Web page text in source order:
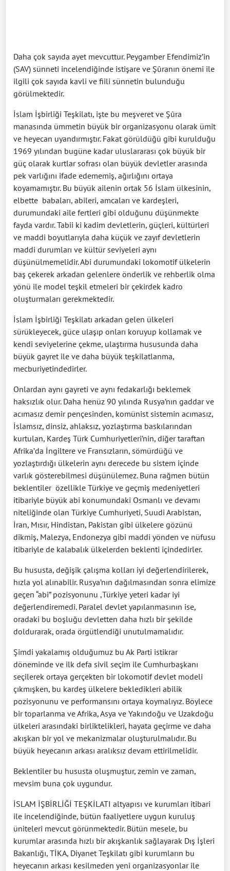
Daha çok sayıda ayet mevcuttur. Peygamber Efendimiz’in
(SAV) sünneti incelendiğinde istişare ve Şûranın önemi ile
ilgili çok sayıda kavli ve fiili sünnetin bulunduğu
görülmektedir.
İslam İşbirliği Teşkilatı, işte bu meşveret ve Şûra
manasında ümmetin büyük bir organizasyonu olarak ümit
ve heyecan uyandırmıştır. Fakat görüldüğü gibi kurulduğu
1969 yılından bugüne kadar uluslararası çok büyük bir
güç olarak kurtlar sofrası olan büyük devletler arasında
pek varlığını ifade edememiş, ağırlığını ortaya
koyamamıştır. Bu büyük ailenin ortak 56 İslam ülkesinin,
elbette babaları, abileri, amcaları ve kardeşleri,
durumundaki aile fertleri gibi olduğunu düşünmekte
fayda vardır. Tabii ki kadim devletlerin, güçleri, kültürleri
ve maddi boyutlarıyla daha küçük ve zayıf devletlerin
maddi durumları ve kültür seviyeleri aynı
düşünülmemelidir. Abi durumundaki lokomotif ülkelerin
baş çekerek arkadan gelenlere önderlik ve rehberlik olma
yönü ile model teşkil etmeleri bir çekirdek kadro
oluşturmaları gerekmektedir.
İslam İşbirliği Teşkilatı arkadan gelen ülkeleri
sürükleyecek, güce ulaşıp onları koruyup kollamak ve
kendi seviyelerine çekme, ulaştırma hususunda daha
büyük gayret ile ve daha büyük teşkilatlanma,
mecburiyetindedirler.
Onlardan aynı gayreti ve aynı fedakarlığı beklemek
haksızlık olur. Daha henüz 90 yılında Rusya’nın gaddar ve
acımasız demir pençesinden, komünist sistemin acımasız,
İslamsız, dinsiz, ahlaksız, yozlaştırma baskılarından
kurtulan, Kardeş Türk Cumhuriyetleri’nin, diğer taraftan
Afrika’da İngiltere ve Fransızların, sömürdüğü ve
yozlaştırdığı ülkelerin aynı derecede bu sistem içinde
varlık gösterebilmesi düşünülemez. Buna rağmen bütün
beklentiler özellikle Türkiye ve geçmiş medeniyetleri
itibariyle büyük abi konumundaki Osmanlı ve devamı
niteliğinde olan Türkiye Cumhuriyeti, Suudi Arabistan,
İran, Mısır, Hindistan, Pakistan gibi ülkelere gözünü
dikmiş, Malezya, Endonezya gibi maddi yönden ve nüfusu
itibariyle de kalabalık ülkelerden beklenti içindedirler.
Bu hususta, değişik çalışma kolları iyi değerlendirilerek,
hızla yol alınabilir. Rusya’nın dağılmasından sonra elimize
geçen “abi” pozisyonunu ,Türkiye yeteri kadar iyi
değerlendiremedi. Paralel devlet yapılanmasının ise,
oradaki bu boşluğu devletten daha hızlı bir şekilde
doldurarak, orada örgütlendiği unutulmamalıdır.
Şimdi yakalamış olduğumuz bu Ak Parti istikrar
döneminde ve ilk defa sivil seçim ile Cumhurbaşkanı
seçilerek ortaya gerçekten bir lokomotif devlet modeli
çıkmışken, bu kardeş ülkelere bekledikleri abilik
pozisyonunu ve performansını ortaya koymalıyız. Böylece
bir toparlanma ve Afrika, Asya ve Yakındoğu ve Uzakdoğu
ülkeleri arasındaki birliktelikleri, hayata geçirme ve daha
akışkan bir yol ve mekanizmalar oluşturulmalıdır. Bu
büyük heyecanın arkası aralıksız devam ettirilmelidir.
Beklentiler bu hususta oluşmuştur, zemin ve zaman,
mevsim buna çok uygundur.
İSLAM İŞBİRLİĞİ TEŞKİLATI altyapısı ve kurumları itibari
ile incelendiğinde, bütün faaliyetlere uygun kuruluş
üniteleri mevcut görünmektedir. Bütün mesele, bu
kurumlar arasında hızlı bir akışkanlık sağlayarak Dış İşleri
Bakanlığı, TİKA, Diyanet Teşkilatı gibi kurumların bu
heyecanın arkası kesilmeden yeni organizasyonlar ile